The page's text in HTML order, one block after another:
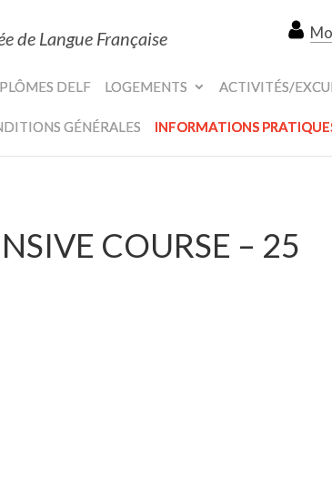
de Langue Française
DELF LOGEMENTS ACTIVITÉS/
GÉNÉRALES INFORMATIONS
COURSE – 25